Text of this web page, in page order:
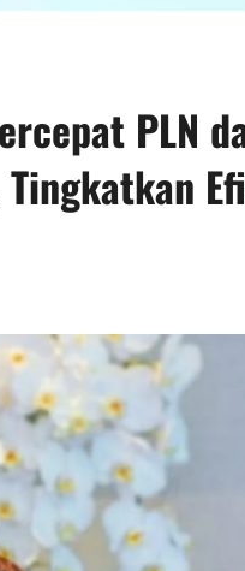
PLN